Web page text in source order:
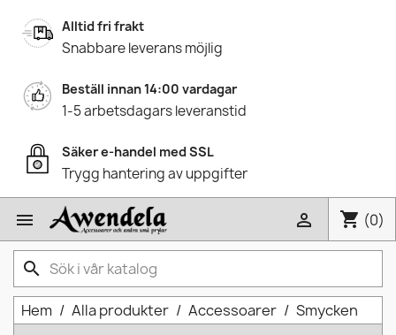
Alltid fri frakt
Snabbare leverans möjlig
Beställ innan 14:00 vardagar
1-5 arbetsdagars leveranstid
Säker e-handel med SSL
Trygg hantering av uppgifter
 shopping_cart (0)

search
Hem Alla produkter Accessoarer Smycken